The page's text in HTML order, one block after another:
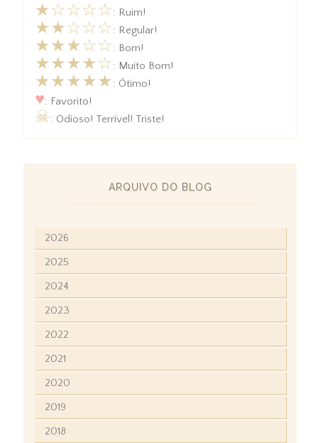
★☆☆☆☆: Ruim!
★★☆☆☆: Regular!
★★★☆☆: Bom!
★★★★☆: Muito Bom!
★★★★★: Ótimo!
♥: Favorito!
☠: Odioso! Terrível! Triste!
ARQUIVO DO BLOG
2026
2025
2024
2023
2022
2021
2020
2019
2018